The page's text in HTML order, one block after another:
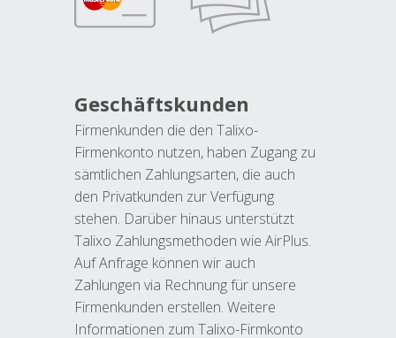
Geschäftskunden
Firmenkunden die den Talixo-
Firmenkonto nutzen, haben Zugang zu
sämtlichen Zahlungsarten, die auch
den Privatkunden zur Verfügung
stehen. Darüber hinaus unterstützt
Talixo Zahlungsmethoden wie AirPlus.
Auf Anfrage können wir auch
Zahlungen via Rechnung für unsere
Firmenkunden erstellen. Weitere
Informationen zum Talixo-Firmkonto